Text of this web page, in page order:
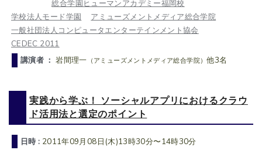
総合学園ヒューマンアカデミー福岡校
学校法人モード学園
アミューズメントメディア総合学院
一般社団法人コンピュータエンターテインメント協会
CEDEC 2011
講演者 ：岩間理一 （アミューズメントメディア総合学院）他3名
実践から学ぶ！ ソーシャルアプリにおけるクラウ
ド活用法と選定のポイント
日時 : 2011年09月08日(木)13時30分〜14時30分